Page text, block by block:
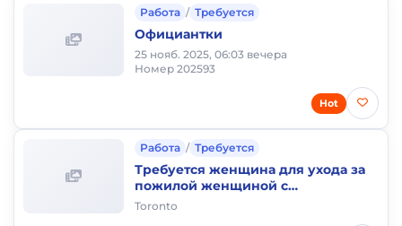
Работа / Требуется
Официантки
25 нояб. 2025, 06:03 вечера
Номер 202593
Hot
Работа / Требуется
Требуется женщина для ухода за
пожилой женщиной с
проживанием
Toronto